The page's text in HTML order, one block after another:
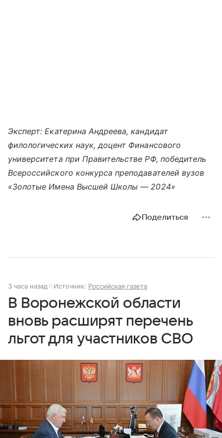
Эксперт: Екатерина Андреева, кандидат
филологических наук, доцент Финансового
университета при Правительстве РФ, победитель
Всероссийского конкурса преподавателей вузов
«Золотые Имена Высшей Школы — 2024»
Поделиться
3 часа назад Источник: Российская газета
В Воронежской области
вновь расширят перечень
льгот для участников СВО